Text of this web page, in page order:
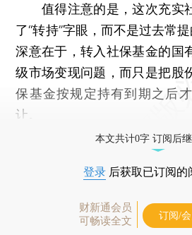
值得注意的是，这次充实
了“转持”字眼，而不是过去常
深意在于，转入社保基金的国
级市场变现问题，而只是把股
保基金按规定持有到期之后
让。
本文共计0字 订阅后
登录 后获取已订阅的
财新通会员
可畅读全文
订阅/